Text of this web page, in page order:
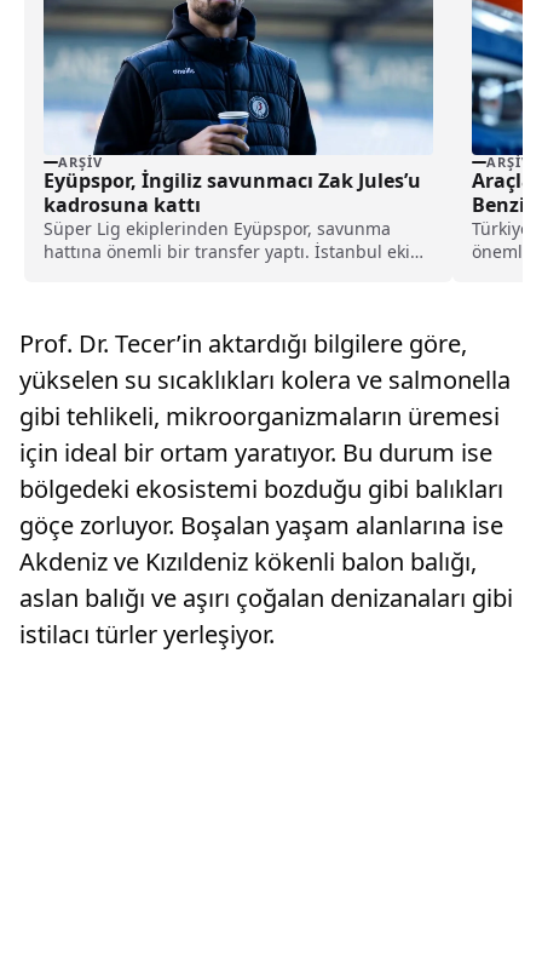
ARŞIV
Eyüpspor, İngiliz savunmacı Zak Jules’u
kadrosuna kattı
Süper Lig ekiplerinden Eyüpspor, savunma
hattına önemli bir transfer yaptı. İstanbul ekibi,
ARŞIV
Türkiye
önemli
Prof. Dr. Tecer’in aktardığı bilgilere göre,
yükselen su sıcaklıkları kolera ve salmonella
gibi tehlikeli, mikroorganizmaların üremesi
için ideal bir ortam yaratıyor. Bu durum ise
bölgedeki ekosistemi bozduğu gibi balıkları
göçe zorluyor. Boşalan yaşam alanlarına ise
Akdeniz ve Kızıldeniz kökenli balon balığı,
aslan balığı ve aşırı çoğalan denizanaları gibi
istilacı türler yerleşiyor.